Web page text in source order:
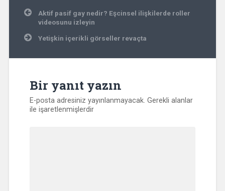
Yazı
gezinmesi
Aktif pasif gay nedir? Eşcinsel ilişkilerde roller
videosunu izleyin
Yetişkin içerikli görseller revaçta
Bir yanıt yazın
E-posta adresiniz yayınlanmayacak. Gerekli alanlar
ile işaretlenmişlerdir